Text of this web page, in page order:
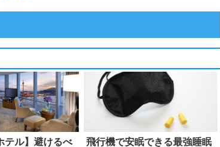
テル】避けるべ 飛行機で安眠できる最強睡眠